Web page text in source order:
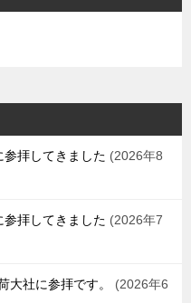
拝してきました
2026年8
拝してきました
2026年7
大社に参拝です。
2026年6